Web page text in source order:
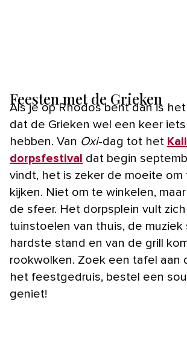
Feesten met de Grieken
Als je op Rhodos bent dan is
dat de Grieken wel een keer
hebben. Van Oxi-dag tot het
dorpsfestival dat begin
vindt, het is zeker de moeite om
kijken. Niet om te winkelen,
de sfeer. Het dorpsplein vult
tuinstoelen van thuis, de
hardste stand en van de grill
rookwolken. Zoek een tafel aan
het feestgedruis, bestel een
geniet!